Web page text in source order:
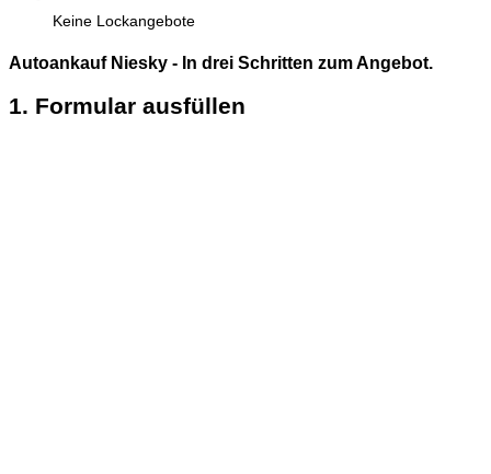
Keine Lockangebote
Autoankauf Niesky - In drei Schritten zum Angebot.
1. Formular ausfüllen